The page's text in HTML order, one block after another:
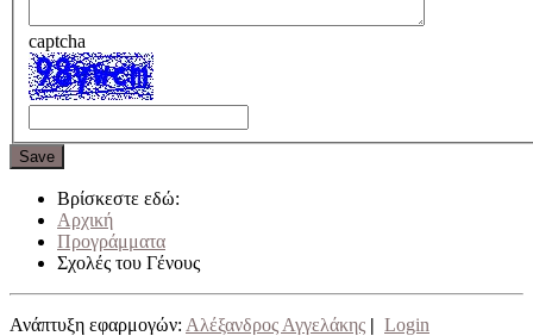
captcha
Save
Βρίσκεστε εδώ:
Αρχική
Προγράμματα
Σχολές του Γένους
Ανάπτυξη εφαρμογών: Αλέξανδρος Αγγελάκης | Login